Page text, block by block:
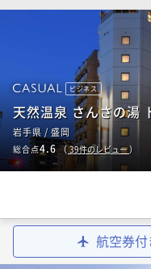
ビジネス
天然温泉 さんさの湯
岩手県 / 盛岡
総合点4.6（ 39件のレビュー）
航空券